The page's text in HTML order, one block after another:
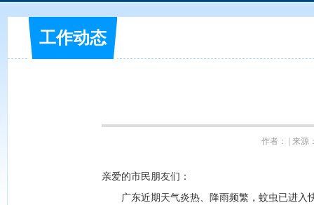
组织机构
工作动态
作者： | 来源
亲爱的市民朋友们：
广东近期天气炎热、降雨频繁，蚊虫已进入